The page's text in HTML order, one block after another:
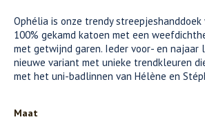
Ophélia is onze trendy
100% gekamd katoen met een
met getwijnd garen. Ieder voor- en najaar
nieuwe variant met unieke trendkleuren
met het uni-badlinnen van Hélène en
Maat